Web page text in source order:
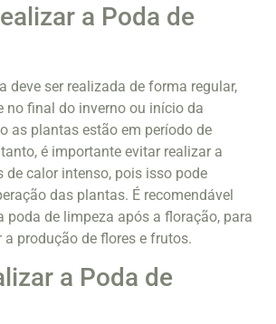
a Poda de
deve ser realizada de forma regular,
no final do inverno ou início da
as plantas estão em período de
é importante evitar realizar a
de calor intenso, pois isso pode
das plantas. É recomendável
poda de limpeza após a floração, para
produção de flores e frutos.
a Poda de